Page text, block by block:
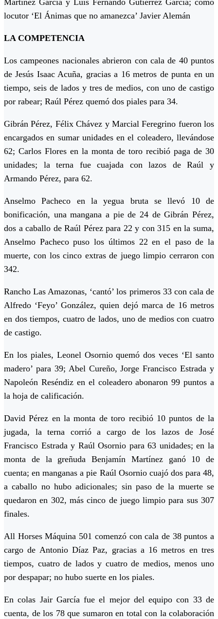
Martinez García y Luis Fernando Gutiérrez García; como
locutor ‘El Ánimas que no amanezca’ Javier Alemán
LA COMPETENCIA
Los campeones nacionales abrieron con cala de 40 puntos
de Jesús Isaac Acuña, gracias a 16 metros de punta en un
tiempo, seis de lados y tres de medios, con uno de castigo
por rabear; Raúl Pérez quemó dos piales para 34.
Gibrán Pérez, Félix Chávez y Marcial Feregrino fueron los
encargados en sumar unidades en el coleadero, llevándose
62; Carlos Flores en la monta de toro recibió paga de 30
unidades; la terna fue cuajada con lazos de Raúl y
Armando Pérez, para 62.
Anselmo Pacheco en la yegua bruta se llevó 10 de
bonificación, una mangana a pie de 24 de Gibrán Pérez,
dos a caballo de Raúl Pérez para 22 y con 315 en la suma,
Anselmo Pacheco puso los últimos 22 en el paso de la
muerte, con los cinco extras de juego limpio cerraron con
342.
Rancho Las Amazonas, ‘cantó’ los primeros 33 con cala de
Alfredo ‘Feyo’ González, quien dejó marca de 16 metros
en dos tiempos, cuatro de lados, uno de medios con cuatro
de castigo.
En los piales, Leonel Osornio quemó dos veces ‘El santo
madero’ para 39; Abel Cureño, Jorge Francisco Estrada y
Napoleón Reséndiz en el coleadero abonaron 99 puntos a
la hoja de calificación.
David Pérez en la monta de toro recibió 10 puntos de la
jugada, la terna corrió a cargo de los lazos de José
Francisco Estrada y Raúl Osornio para 63 unidades; en la
monta de la greñuda Benjamín Martínez ganó 10 de
cuenta; en manganas a pie Raúl Osornio cuajó dos para 48,
a caballo no hubo adicionales; sin paso de la muerte se
quedaron en 302, más cinco de juego limpio para sus 307
finales.
All Horses Máquina 501 comenzó con cala de 38 puntos a
cargo de Antonio Díaz Paz, gracias a 16 metros en tres
tiempos, cuatro de lados y cuatro de medios, menos uno
por despapar; no hubo suerte en los piales.
En colas Jair García fue el mejor del equipo con 33 de
cuenta, de los 78 que sumaron en total con la colaboración